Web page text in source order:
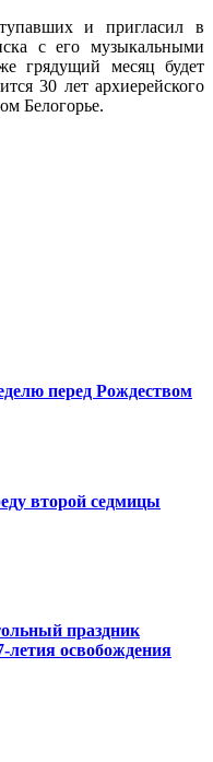
и пригласил в
с его музыкальными
грядущий месяц будет
30 лет архиерейского
Белогорье.
перед Рождеством
второй седмицы
праздник
летия освобождения